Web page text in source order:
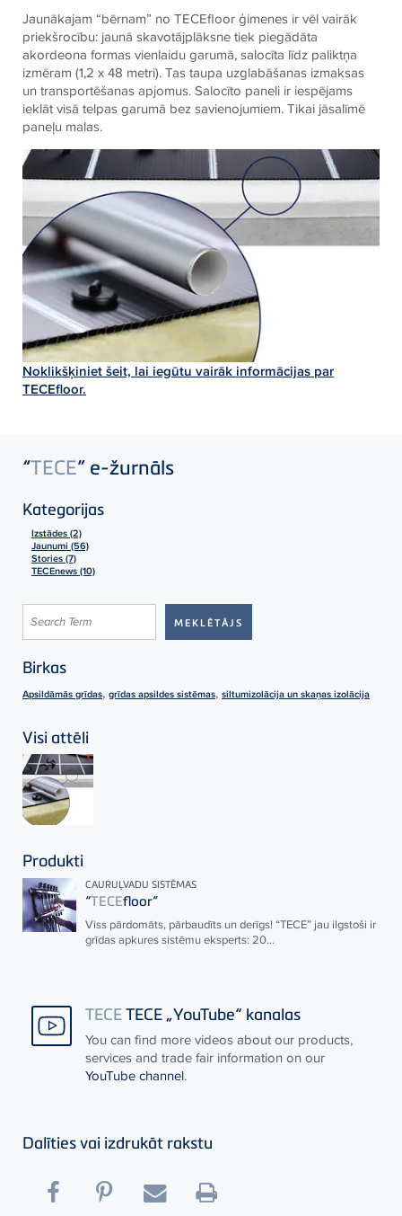
Jaunākajam “bērnam” no TECEfloor ģimenes ir vēl vairāk
priekšrocību: jaunā skavotājplāksne tiek piegādāta
akordeona formas vienlaidu garumā, salocīta līdz paliktņa
izmēram (1,2 x 48 metri). Tas taupa uzglabāšanas izmaksas
un transportēšanas apjomus. Salocīto paneli ir iespējams
ieklāt visā telpas garumā bez savienojumiem. Tikai jāsalīmē
paneļu malas.
Noklikšķiniet šeit, lai iegūtu vairāk informācijas par
TECEfloor.
“TECE” e-žurnāls
Kategorijas
Izstādes (2)
Jaunumi (56)
Stories (7)
TECEnews (10)
Birkas
Apsildāmās grīdas, grīdas apsildes sistēmas, siltumizolācija un skaņas izolācija
Visi attēli
Produkti
CAURUĻVADU SISTĒMAS
“TECEfloor”
Viss pārdomāts, pārbaudīts un derīgs! “TECE” jau ilgstoši ir
grīdas apkures sistēmu eksperts: 20...
TECETECE „YouTube“ kanalas
You can find more videos about our products,
services and trade fair information on our
YouTube channel.
Dalīties vai izdrukāt rakstu